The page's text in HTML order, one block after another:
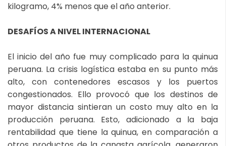
kilogramo, 4% menos que el año anterior.
DESAFÍOS A NIVEL INTERNACIONAL
El inicio del año fue muy complicado para la quinua
peruana. La crisis logística estaba en su punto más
alto, con contenedores escasos y los puertos
congestionados. Ello provocó que los destinos de
mayor distancia sintieran un costo muy alto en la
producción peruana. Esto, adicionado a la baja
rentabilidad que tiene la quinua, en comparación a